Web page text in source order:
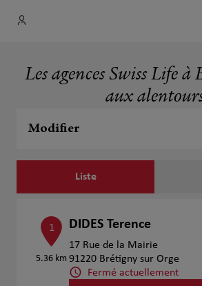
Les agences Swiss Life à
aux
Modifier
Liste
1
5.36 km
DIDES Terence
17 Rue de la Mairie
91220 Brétigny sur Orge
Fermé actuellement